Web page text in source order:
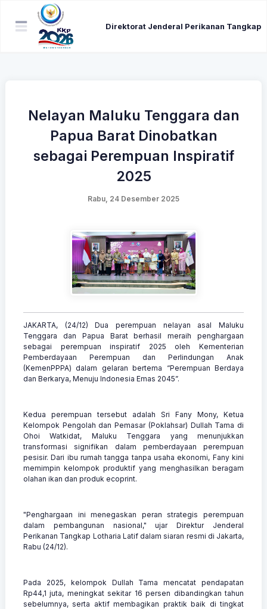
Direktorat Jenderal Perikanan Tangkap
Nelayan Maluku Tenggara dan
Papua Barat Dinobatkan
sebagai Perempuan Inspiratif
2025
Rabu, 24 Desember 2025
JAKARTA, (24/12) Dua perempuan nelayan asal Maluku
Tenggara dan Papua Barat berhasil meraih penghargaan
sebagai perempuan inspiratif 2025 oleh Kementerian
Pemberdayaan Perempuan dan Perlindungan Anak
(KemenPPPA) dalam gelaran bertema “Perempuan Berdaya
dan Berkarya, Menuju Indonesia Emas 2045”.
Kedua perempuan tersebut adalah Sri Fany Mony, Ketua
Kelompok Pengolah dan Pemasar (Poklahsar) Dullah Tama di
Ohoi Watkidat, Maluku Tenggara yang menunjukkan
transformasi signifikan dalam pemberdayaan perempuan
pesisir. Dari ibu rumah tangga tanpa usaha ekonomi, Fany kini
memimpin kelompok produktif yang menghasilkan beragam
olahan ikan dan produk ecoprint.
"Penghargaan ini menegaskan peran strategis perempuan
dalam pembangunan nasional," ujar Direktur Jenderal
Perikanan Tangkap Lotharia Latif dalam siaran resmi di Jakarta,
Rabu (24/12).
Pada 2025, kelompok Dullah Tama mencatat pendapatan
Rp44,1 juta, meningkat sekitar 16 persen dibandingkan tahun
sebelumnya, serta aktif membagikan praktik baik di tingkat